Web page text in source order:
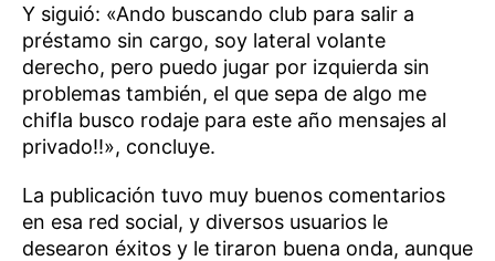
Y siguió: «Ando buscando club para salir a
préstamo sin cargo, soy lateral volante
derecho, pero puedo jugar por izquierda sin
problemas también, el que sepa de algo me
chifla busco rodaje para este año mensajes al
privado!!», concluye.
La publicación tuvo muy buenos comentarios
en esa red social, y diversos usuarios le
desearon éxitos y le tiraron buena onda, aunque